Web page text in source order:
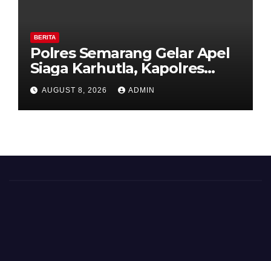
BERITA
Polres Semarang Gelar Apel
Siaga Karhutla, Kapolres
Tekankan Sinergi dan
Kesiapsiagaan Hadapi Musim
Kemarau.
AUGUST 8, 2026 ADMIN